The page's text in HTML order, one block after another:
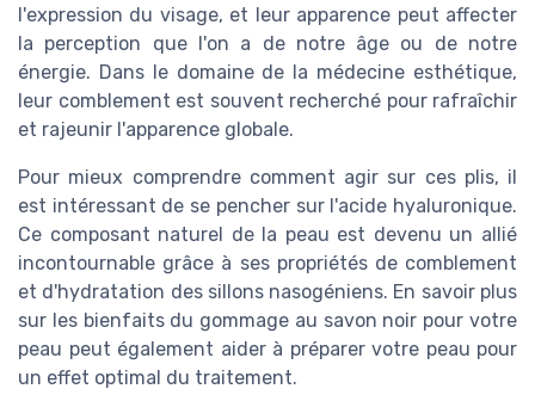
l'expression du visage, et leur apparence peut affecter
la perception que l'on a de notre âge ou de notre
énergie. Dans le domaine de la médecine esthétique,
leur comblement est souvent recherché pour rafraîchir
et rajeunir l'apparence globale.
Pour mieux comprendre comment agir sur ces plis, il
est intéressant de se pencher sur l'acide hyaluronique.
Ce composant naturel de la peau est devenu un allié
incontournable grâce à ses propriétés de comblement
et d'hydratation des sillons nasogéniens. En savoir plus
sur les bienfaits du gommage au savon noir pour votre
peau peut également aider à préparer votre peau pour
un effet optimal du traitement.